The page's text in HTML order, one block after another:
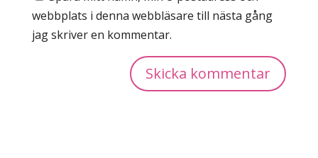
webbplats i denna webbläsare till nästa gång
jag skriver en kommentar.